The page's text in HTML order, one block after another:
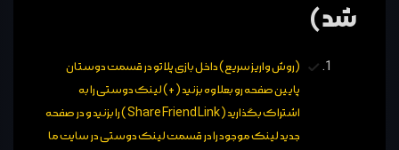
شد)
(روش واریز سریع) داخل بازی پلاتو در قسمت دوستان
پایین صفحه رو بعلاوه بزنید (+) لینک دوستی را به
اشتراک بگذارید ( Share Friend Link ) را بزنید و در صفحه
جدید لینک موجود را در قسمت لینک دوستی در سایت ما